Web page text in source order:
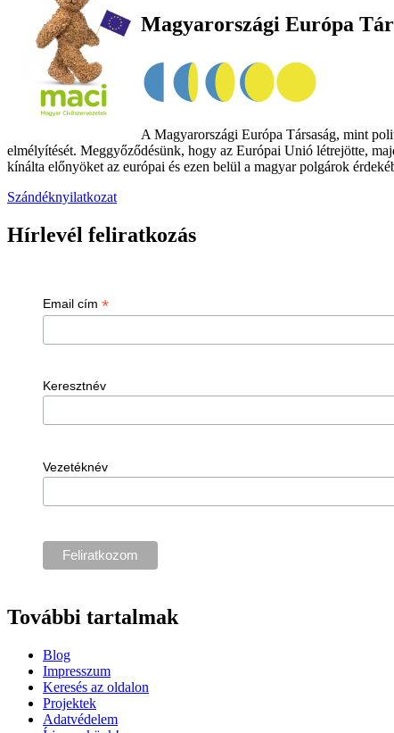
Magyarországi Európa
A Magyarországi Európa Társaság, mint
elmélyítését. Meggyőződésünk, hogy az Európai Unió létrejötte,
kínálta előnyöket az európai és ezen belül a magyar polgárok
Szándéknyilatkozat
Hírlevél feliratkozás
Email cím *
Keresztnév
Vezetéknév
További tartalmak
Blog
Impresszum
Keresés az oldalon
Projektek
Adatvédelem